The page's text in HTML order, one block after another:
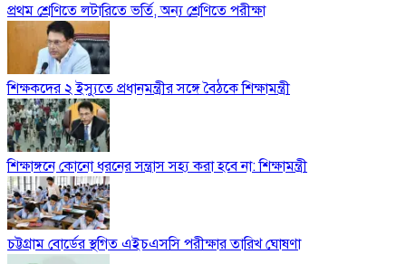
প্রথম শ্রেণিতে লটারিতে ভর্তি, অন্য শ্রেণিতে পরীক্ষা
শিক্ষকদের ২ ইস্যুতে প্রধানমন্ত্রীর সঙ্গে বৈঠকে শিক্ষামন্ত্রী
শিক্ষাঙ্গনে কোনো ধরনের সন্ত্রাস সহ্য করা হবে না: শিক্ষামন্ত্রী
চট্টগ্রাম বোর্ডের স্থগিত এইচএসসি পরীক্ষার তারিখ ঘোষণা